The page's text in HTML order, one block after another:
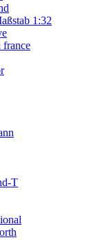
1:32
france
T